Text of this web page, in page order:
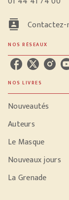
contacts Contactez-
NOS RÉSEAUX
NOS LIVRES
Nouveautés
Auteurs
Le Masque
Nouveaux jours
La Grenade